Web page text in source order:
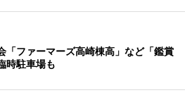
「ファーマーズ高崎棟高」など「鑑賞
時駐車場も